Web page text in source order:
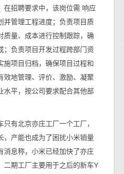
在招聘要求中，该岗位需 响应
并管理工程进度；负责项目质
质量、成本进行控制跟踪，确
；负责项目开发过程跨部门资
施项目归档，确保项目过程和
效地管理、评价、激励、凝聚
水平，按公司要求配合其他部
有北京亦庄工厂一个工厂，
，产能也成为了困扰小米销量
消息称，小米已经加快了亦庄
二期工厂主要用于之后的新车Y